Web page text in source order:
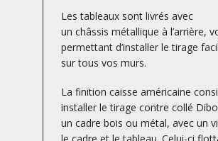
Les tableaux sont livrés avec
un châssis métallique à l’arrière,
permettant d’installer le tirage
sur tous vos murs.
La finition caisse américaine
installer le tirage contre collé
un cadre bois ou métal, avec un